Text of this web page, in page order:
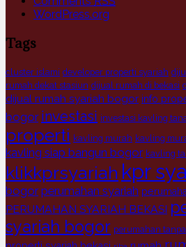
WordPress.org
Tags
cluster islami developer properti syariah
rumah dekat stasiun dijual rumah di bekasi
dijual rumah syariah bogor info
bogor investasi investasi kavling
properti kavling murah kavling
kavling siap bangun bogor kavling
klikkprsyariah kpr
bogor perumahan syariah
PERUMAHAN SYARIAH BEKASI
syariah bogor perumahan